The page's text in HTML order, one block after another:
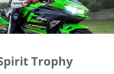
Trophy